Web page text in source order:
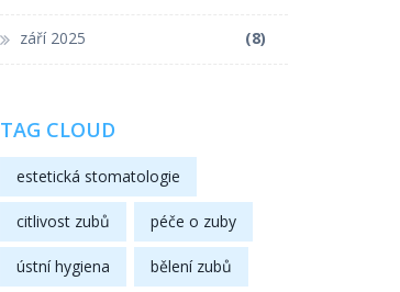
září 2025 (8)
TAG CLOUD
estetická stomatologie
citlivost zubů péče o zuby
ústní hygiena bělení zubů